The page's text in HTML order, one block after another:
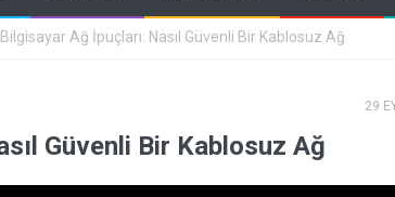
Ağ İpuçları: Nasıl Güvenli Bir Kablosuz Ağ
29
Güvenli Bir Kablosuz Ağ